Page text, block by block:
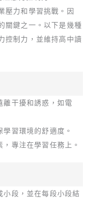
壓力和學習挑戰。因
關鍵之一。以下是幾種
控制力，並維持高中讀
離干擾和誘惑，如電
習環境的舒適度。
專注在學習任務上。
小段，並在每段小段結